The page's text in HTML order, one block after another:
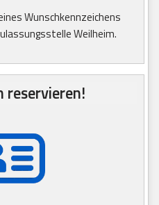
Wunschkennzeichens
Weilheim.
reservieren!